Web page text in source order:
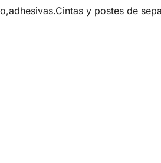
y postes de